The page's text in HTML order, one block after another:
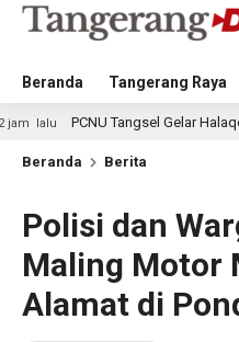
Beranda Tangerang Raya
PCNU Tangsel Gelar Halaqoh
Beranda Berita
Polisi dan
Maling Motor
Alamat di